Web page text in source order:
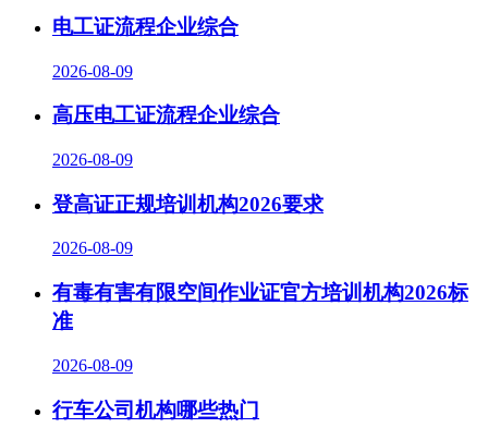
电工证流程企业综合
2026-08-09
高压电工证流程企业综合
2026-08-09
登高证正规培训机构2026要求
2026-08-09
有毒有害有限空间作业证官方培训机构2026标
准
2026-08-09
行车公司机构哪些热门